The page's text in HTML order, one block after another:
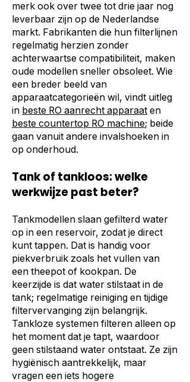
merk ook over twee tot drie jaar nog
leverbaar zijn op de Nederlandse
markt. Fabrikanten die hun filterlijnen
regelmatig herzien zonder
achterwaartse compatibiliteit, maken
oude modellen sneller obsoleet. Wie
een breder beeld van
apparaatcategorieën wil, vindt uitleg
in beste RO aanrecht apparaat en
beste countertop RO machine; beide
gaan vanuit andere invalshoeken in
op onderhoud.
Tank of tankloos: welke
werkwijze past beter?
Tankmodellen slaan gefilterd water
op in een reservoir, zodat je direct
kunt tappen. Dat is handig voor
piekverbruik zoals het vullen van
een theepot of kookpan. De
keerzijde is dat water stilstaat in de
tank; regelmatige reiniging en tijdige
filtervervanging zijn belangrijk.
Tankloze systemen filteren alleen op
het moment dat je tapt, waardoor
geen stilstaand water ontstaat. Ze zijn
hygiënisch aantrekkelijk, maar
vragen een iets hogere